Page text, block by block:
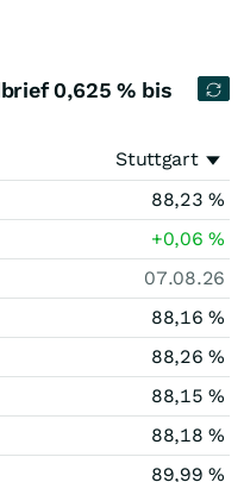
0,625 % bis
Stuttgart
88,23 %
+0,06%
07.08.26
88,16 %
88,26 %
88,15 %
88,18%
89,99%